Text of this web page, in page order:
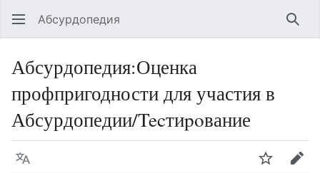
Абсурдопедия
Абсурдопедия:Оценка
профпригодности для участия в
Абсурдопедии/Tecтиpoвание
Язык